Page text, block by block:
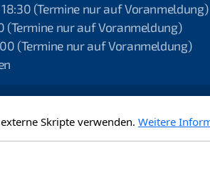
(Termine nur auf Voranmeldung)
(Termine nur auf Voranmeldung)
(Termine nur auf Voranmeldung)
Copyright
Skripte verwenden. Weitere